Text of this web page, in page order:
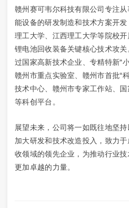
赣州赛可韦尔科技有限公司专注
能设备的研发制造和技术方案开
理工大学、江西理工大学等院校
锂电池回收装备关键核心技术攻
过国家高新技术企业、专精特新“
赣州市重点实验室、赣州市首批“
技术中心、赣州市专家工作站、
等科创平台。
展望未来，公司将一如既往地坚
加大研发和技术改造投入，致力
收领域的领先企业，为推动行业
更加卓越的力量。